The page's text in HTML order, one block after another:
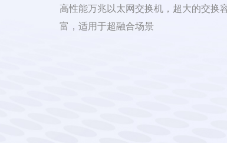
高性能万兆以太网交换机，超大的交换
富，适用于超融合场景